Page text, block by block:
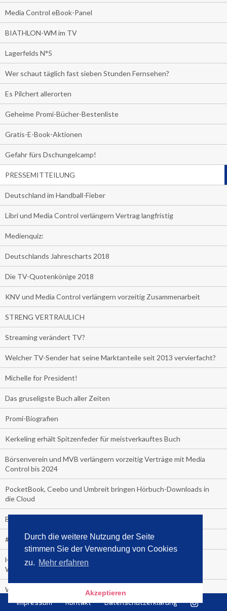
Durch die weitere Nutzung der Seite
stimmen Sie der Verwendung von Cookies
zu. Mehr erfahren
Akzeptieren
Media Control eBook-Panel
BIATHLON-WM im TV
Lagerfelds N°5
Wer schaut täglich fast sieben Stunden Fernsehen?
Es Pilchert allerorten
Geheime Promi-Bücher-Bestenliste
Gratis-E-Book-Aktionen
Gefahr fürs Dschungelcamp!
PRESSEMITTEILUNG
Deutschland im Handball-Fieber
Libri und Media Control verlängern Vertrag langfristig
Medienquiz:
Deutschlands Jahrescharts 2018
Die TV-Quotenkönige 2018
KNV und Media Control verlängern vorzeitig Zusammenarbeit
STRENG VERTRAULICH
Streaming verändert TV?
Welcher TV-Sender hat seine Marktanteile seit 2013 vervierfacht?
Michelle for President!
Das gruseligste Buch aller Zeiten
Promi-Biografien
Kerkeling erhält Spitzenfeder für meistverkauftes Buch
Börsenverein und MVB verlängern vorzeitig Verträge mit Media
Control bis 2024
PocketBook, Ceebo und Umbreit bringen Hörbuch-Downloads in
die Cloud
Bella Bella
#1-Bestseller: "Das ist Alpha!" von Kollegah
Hammer! "Fear: Trump in the White House" (auf Englisch) von
Watergate-Urgestein
Wie alt sind die TV-Zuschauer
Impressum Kontakt Datenschutzerklärung